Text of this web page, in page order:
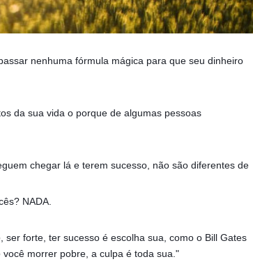
nenhuma fórmula mágica para que seu dinheiro
da sua vida o porque de algumas pessoas
chegar lá e terem sucesso, não são diferentes de
NADA.
forte, ter sucesso é escolha sua, como o Bill Gates
morrer pobre, a culpa é toda sua."